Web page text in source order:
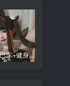
蠢沫沫 大巴车+健身环+埃及喵COS写真合集